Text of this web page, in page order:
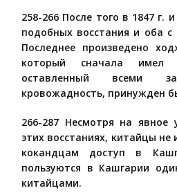
258-266 После того в 1847 г.
подобных восстания и оба
Последнее произведено
который сначала
оставленный всеми
кровожадность, принужден
266-287 Несмотря на явное
этих восстаниях, китайцы не
кокандцам доступ в
пользуются в Кашгарии
китайцами.